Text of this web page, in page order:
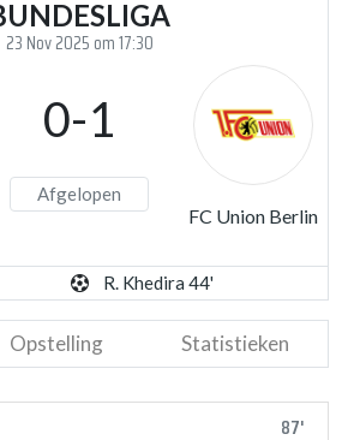
23 Nov 2025 om 17:30
0-1
Afgelopen
FC Union Berlin
R. Khedira 44'
Opstelling Statistieken
87'